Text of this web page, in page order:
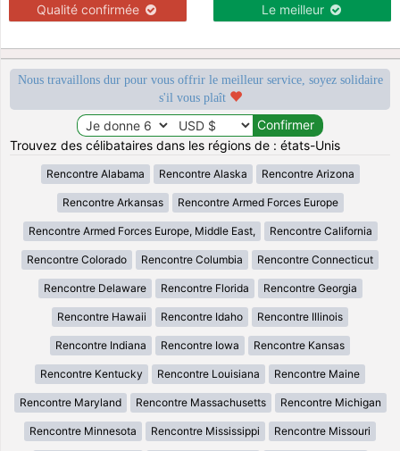
Qualité confirmée Le meilleur
Nous travaillons dur pour vous offrir le meilleur service, soyez solidaire
s'il vous plaît
Trouvez des célibataires dans les régions de : états-Unis
Rencontre Alabama Rencontre Alaska Rencontre Arizona
Rencontre Arkansas Rencontre Armed Forces Europe
Rencontre Armed Forces Europe, Middle East, Rencontre California
Rencontre Colorado Rencontre Columbia Rencontre Connecticut
Rencontre Delaware Rencontre Florida Rencontre Georgia
Rencontre Hawaii Rencontre Idaho Rencontre Illinois
Rencontre Indiana Rencontre Iowa Rencontre Kansas
Rencontre Kentucky Rencontre Louisiana Rencontre Maine
Rencontre Maryland Rencontre Massachusetts Rencontre Michigan
Rencontre Minnesota Rencontre Mississippi Rencontre Missouri